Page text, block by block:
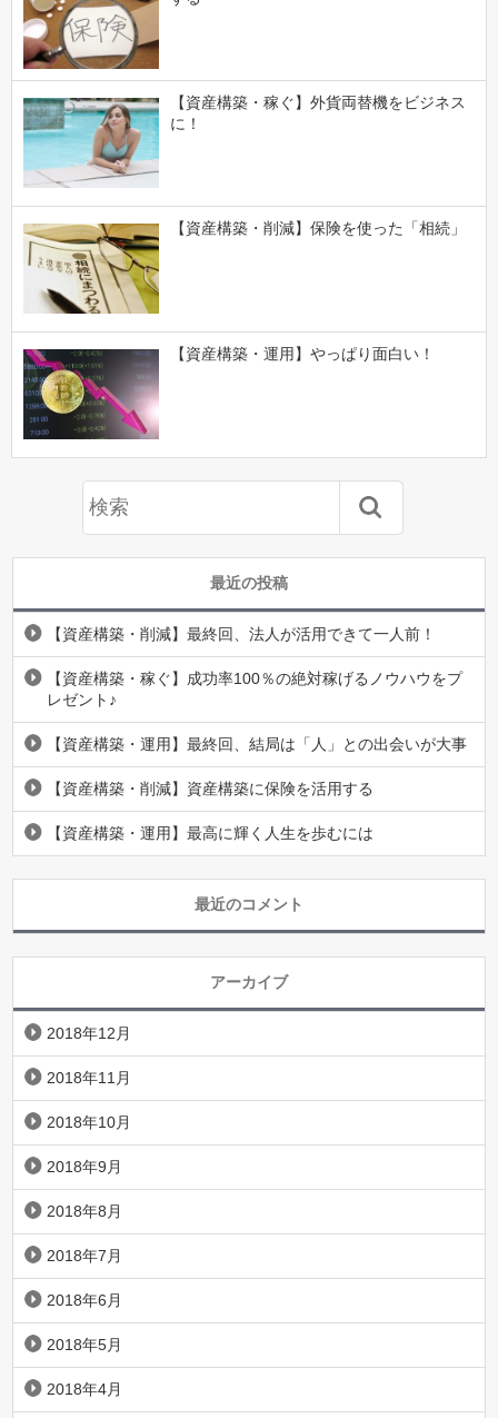
【資産構築・稼ぐ】外貨両替機をビジネス
に！
【資産構築・削減】保険を使った「相続」
【資産構築・運用】やっぱり面白い！
最近の投稿
【資産構築・削減】最終回、法人が活用できて一人前！
【資産構築・稼ぐ】成功率100％の絶対稼げるノウハウをプ
レゼント♪
【資産構築・運用】最終回、結局は「人」との出会いが大事
【資産構築・削減】資産構築に保険を活用する
【資産構築・運用】最高に輝く人生を歩むには
最近のコメント
アーカイブ
2018年12月
2018年11月
2018年10月
2018年9月
2018年8月
2018年7月
2018年6月
2018年5月
2018年4月